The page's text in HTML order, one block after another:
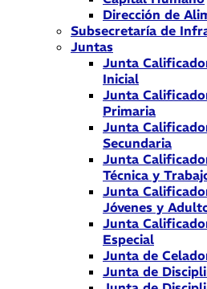
Dirección de
Subsecretaría de
Juntas
Junta
Inicial
Junta
Primaria
Junta
Secundaria
Junta
Técnica y
Junta
Jóvenes y
Junta
Especial
Junta de
Junta de